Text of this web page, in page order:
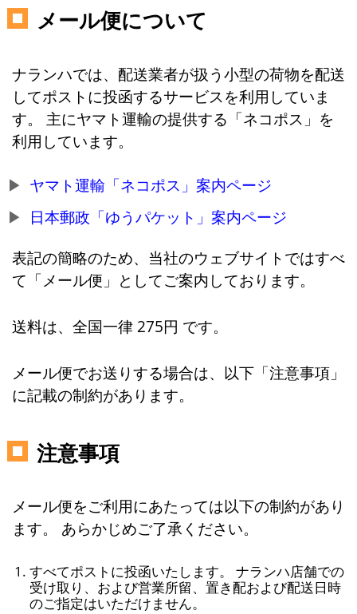
メール便について
ナランハでは、配送業者が扱う小型の荷物を配送
してポストに投函するサービスを利用していま
す。 主にヤマト運輸の提供する「ネコポス」を
利用しています。
ヤマト運輸「ネコポス」案内ページ
日本郵政「ゆうパケット」案内ページ
表記の簡略のため、当社のウェブサイトではすべ
て「メール便」としてご案内しております。
送料は、全国一律 275円 です。
メール便でお送りする場合は、以下「注意事項」
に記載の制約があります。
注意事項
メール便をご利用にあたっては以下の制約があり
ます。 あらかじめご了承ください。
すべてポストに投函いたします。 ナランハ店舗での
受け取り、および営業所留、置き配および配送日時
のご指定はいただけません。